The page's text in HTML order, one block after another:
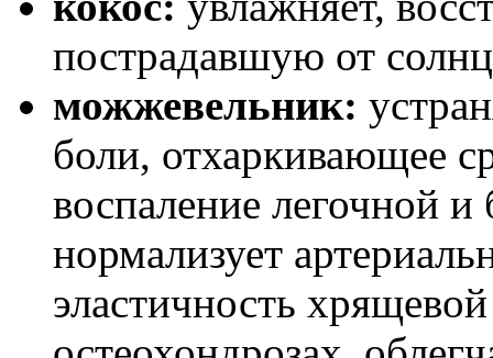
пострадавшую от
можжевельник:
боли, отхаркивающее
воспаление легочной
нормализует
эластичность